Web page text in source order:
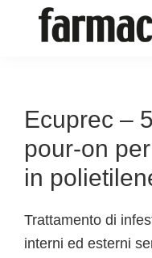
sul
mondo
della
farmacia
Ecuprec –
pour-on
in
Trattamento di
interni ed esterni